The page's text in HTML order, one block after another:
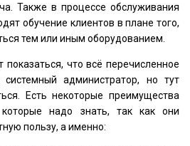
Также в процессе обслуживания
обучение клиентов в плане того,
тем или иным оборудованием.
что всё перечисленное
администратор, но тут
Есть некоторые преимущества
надо знать, так как они
пользу, а именно: